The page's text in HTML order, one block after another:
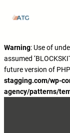
Carbohydrate Mouth
Journal ISSN -https://
Best website for
Exercise Physiology -
Warning: Use of
assumed
future version of
stagging.com/wp-
agency/patterns/